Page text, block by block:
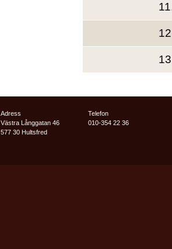
Adress
Västra Långgatan 46
577 30 Hultsfred
Telefon
010-354 22 36